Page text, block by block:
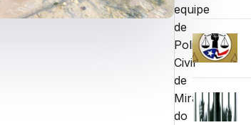
equipe
de
Policia
Civil
de
Miranda
do